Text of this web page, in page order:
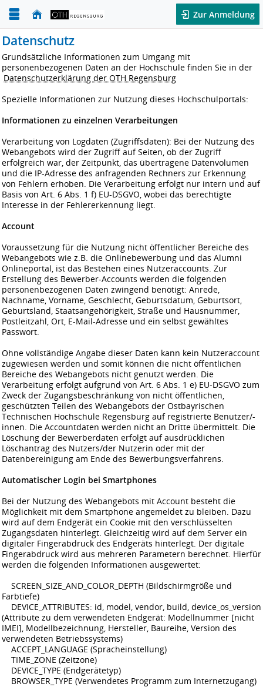
Zur Anmeldung
Datenschutz
Grundsätzliche Informationen zum Umgang mit
personenbezogenen Daten an der Hochschule finden Sie in der
Datenschutzerklärung der OTH Regensburg
Spezielle Informationen zur Nutzung dieses Hochschulportals:
Informationen zu einzelnen Verarbeitungen
Verarbeitung von Logdaten (Zugriffsdaten): Bei der Nutzung des
Webangebots wird der Zugriff auf Seiten, ob der Zugriff
erfolgreich war, der Zeitpunkt, das übertragene Datenvolumen
und die IP-Adresse des anfragenden Rechners zur Erkennung
von Fehlern erhoben. Die Verarbeitung erfolgt nur intern und auf
Basis von Art. 6 Abs. 1 f) EU-DSGVO, wobei das berechtigte
Interesse in der Fehlererkennung liegt.
Account
Voraussetzung für die Nutzung nicht öffentlicher Bereiche des
Webangebots wie z.B. die Onlinebewerbung und das Alumni
Onlineportal, ist das Bestehen eines Nutzeraccounts. Zur
Erstellung des Bewerber-Accounts werden die folgenden
personenbezogenen Daten zwingend benötigt: Anrede,
Nachname, Vorname, Geschlecht, Geburtsdatum, Geburtsort,
Geburtsland, Staatsangehörigkeit, Straße und Hausnummer,
Postleitzahl, Ort, E-Mail-Adresse und ein selbst gewähltes
Passwort.
Ohne vollständige Angabe dieser Daten kann kein Nutzeraccount
zugewiesen werden und somit können die nicht öffentlichen
Bereiche des Webangebots nicht genutzt werden. Die
Verarbeitung erfolgt aufgrund von Art. 6 Abs. 1 e) EU-DSGVO zum
Zweck der Zugangsbeschränkung von nicht öffentlichen,
geschützten Teilen des Webangebots der Ostbayrischen
Technischen Hochschule Regensburg auf registrierte Benutzer/-
innen. Die Accountdaten werden nicht an Dritte übermittelt. Die
Löschung der Bewerberdaten erfolgt auf ausdrücklichen
Löschantrag des Nutzers/der Nutzerin oder mit der
Datenbereinigung am Ende des Bewerbungsverfahrens.
Automatischer Login bei Smartphones
Bei der Nutzung des Webangebots mit Account besteht die
Möglichkeit mit dem Smartphone angemeldet zu bleiben. Dazu
wird auf dem Endgerät ein Cookie mit den verschlüsselten
Zugangsdaten hinterlegt. Gleichzeitig wird auf dem Server ein
digitaler Fingerabdruck des Endgeräts hinterlegt. Der digitale
Fingerabdruck wird aus mehreren Parametern berechnet. Hierfür
werden die folgenden Informationen ausgewertet:
SCREEN_SIZE_AND_COLOR_DEPTH (Bildschirmgröße und
Farbtiefe)
DEVICE_ATTRIBUTES: id, model, vendor, build, device_os_version
(Attribute zu dem verwendeten Endgerät: Modellnummer [nicht
IMEI], Modellbezeichnung, Hersteller, Baureihe, Version des
verwendeten Betriebssystems)
ACCEPT_LANGUAGE (Spracheinstellung)
TIME_ZONE (Zeitzone)
DEVICE_TYPE (Endgerätetyp)
BROWSER_TYPE (Verwendetes Programm zum Internetzugang)